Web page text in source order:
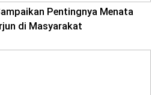
Pentingnya Menata
di Masyarakat